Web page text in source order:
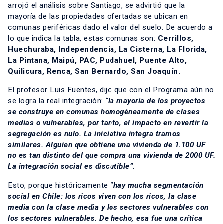
arrojó el análisis sobre Santiago, se advirtió que la
mayoría de las propiedades ofertadas se ubican en
comunas periféricas dado el valor del suelo. De acuerdo a
lo que indica la tabla, estas comunas son: Cerrillos,
Huechuraba, Independencia, La Cisterna, La Florida,
La Pintana, Maipú, PAC, Pudahuel, Puente Alto,
Quilicura, Renca, San Bernardo, San Joaquín.
El profesor Luis Fuentes, dijo que con el Programa aún no
se logra la real integración: “la mayoría de los proyectos
se construye en comunas homogéneamente de clases
medias o vulnerables, por tanto, el impacto en revertir la
segregación es nulo. La iniciativa integra tramos
similares. Alguien que obtiene una vivienda de 1.100 UF
no es tan distinto del que compra una vivienda de 2000 UF.
La integración social es discutible”.
Esto, porque históricamente “hay mucha segmentación
social en Chile: los ricos viven con los ricos, la clase
media con la clase media y los sectores vulnerables con
los sectores vulnerables. De hecho, esa fue una crítica